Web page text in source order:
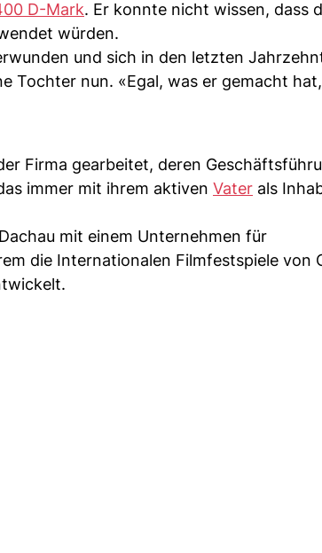
D-Mark. Er konnte nicht wissen, dass
würden.
und sich in den letzten
Tochter nun. «Egal, was er gemacht
Firma gearbeitet, deren
immer mit ihrem aktiven Vater als
mit einem Unternehmen für
die Internationalen Filmfestspiele von